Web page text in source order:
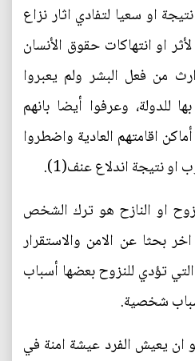
او سعيا لتفادي اثار نزاع
او انتهاكات حقوق الأنسان
من فعل البشر ولم يعبروا
للدولة، وعرفوا أيضا بانهم
اقامتهم العادية واضطروا
او نتيجة اندلاع عنف(1).
او النازح هو ترك الشخص
بحثا عن الامن والاستقرار
تؤدي للنزوح بعضها أسباب
شخصية.
ان يعيش الفرد عيشة امنة في